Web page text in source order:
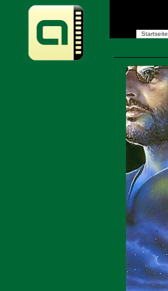
Startseite